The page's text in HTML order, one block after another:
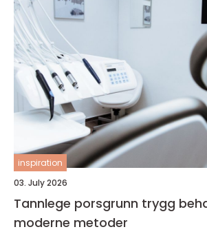
inspiration
03. July 2026
Tannlege porsgrunn trygg behandling med
moderne metoder